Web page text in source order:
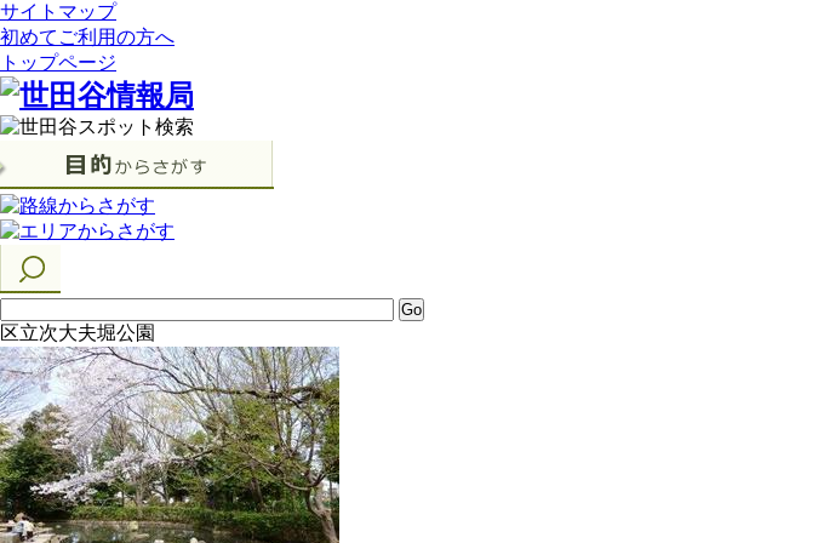
サイトマップ
初めてご利用の方へ
トップページ
区立次大夫堀公園